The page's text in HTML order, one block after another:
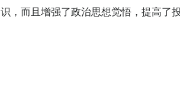
而且增强了政治思想觉悟，提高了